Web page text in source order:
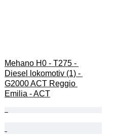
Mehano H0 - T275 -
Diesel lokomotiv (1) -
G2000 ACT Reggio
Emilia - ACT